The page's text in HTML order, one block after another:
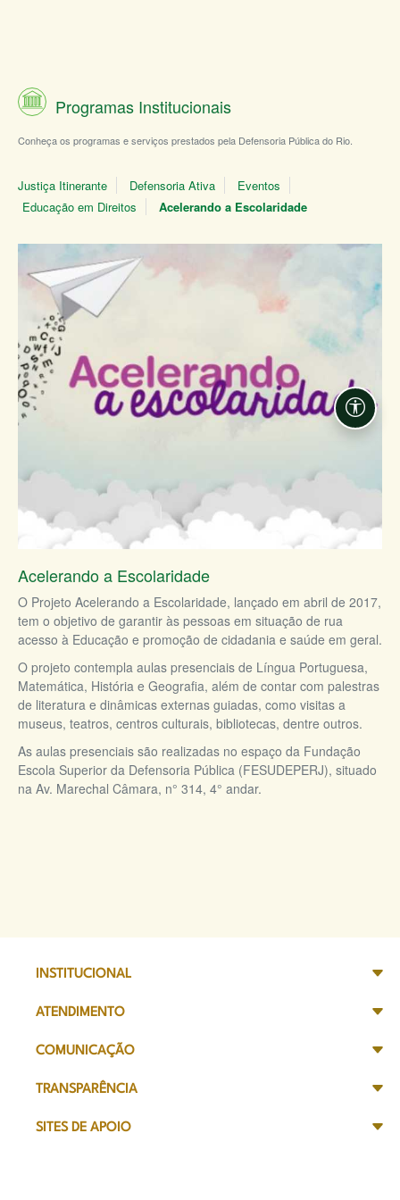
Programas Institucionais
Conheça os programas e serviços prestados pela Defensoria Pública do Rio.
Justiça Itinerante Defensoria Ativa
Eventos
Educação em Direitos
Acelerando a Escolaridade
Acelerando a Escolaridade
O Projeto Acelerando a Escolaridade, lançado em abril de 2017,
tem o objetivo de garantir às pessoas em situação de rua
acesso à Educação e promoção de cidadania e saúde em geral.
O projeto contempla aulas presenciais de Língua Portuguesa,
Matemática, História e Geografia, além de contar com palestras
de literatura e dinâmicas externas guiadas, como visitas a
museus, teatros, centros culturais, bibliotecas, dentre outros.
As aulas presenciais são realizadas no espaço da Fundação
Escola Superior da Defensoria Pública (FESUDEPERJ), situado
na Av. Marechal Câmara, n° 314, 4° andar.
INSTITUCIONAL
ATENDIMENTO
COMUNICAÇÃO
TRANSPARÊNCIA
SITES DE APOIO